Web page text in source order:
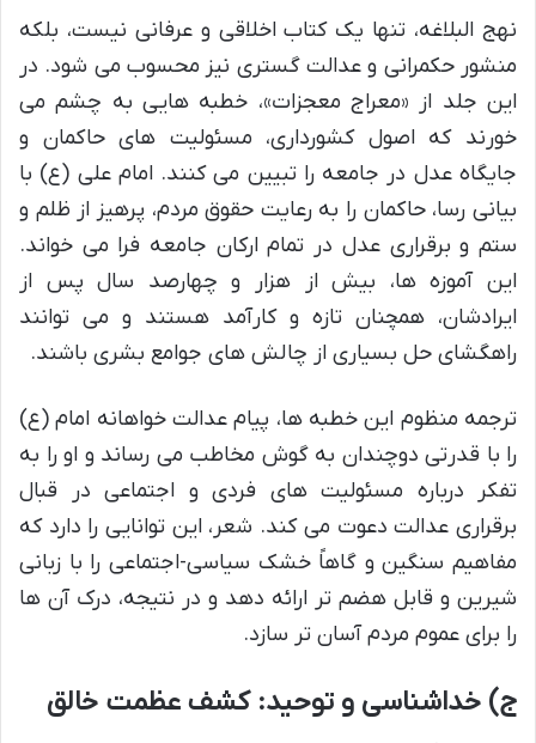
نهج البلاغه، تنها یک کتاب اخلاقی و عرفانی نیست، بلکه
منشور حکمرانی و عدالت گستری نیز محسوب می شود. در
این جلد از «معراج معجزات»، خطبه هایی به چشم می
خورند که اصول کشورداری، مسئولیت های حاکمان و
جایگاه عدل در جامعه را تبیین می کنند. امام علی (ع) با
بیانی رسا، حاکمان را به رعایت حقوق مردم، پرهیز از ظلم و
ستم و برقراری عدل در تمام ارکان جامعه فرا می خواند.
این آموزه ها، بیش از هزار و چهارصد سال پس از
ایرادشان، همچنان تازه و کارآمد هستند و می توانند
راهگشای حل بسیاری از چالش های جوامع بشری باشند.
ترجمه منظوم این خطبه ها، پیام عدالت خواهانه امام (ع)
را با قدرتی دوچندان به گوش مخاطب می رساند و او را به
تفکر درباره مسئولیت های فردی و اجتماعی در قبال
برقراری عدالت دعوت می کند. شعر، این توانایی را دارد که
مفاهیم سنگین و گاهاً خشک سیاسی-اجتماعی را با زبانی
شیرین و قابل هضم تر ارائه دهد و در نتیجه، درک آن ها
را برای عموم مردم آسان تر سازد.
ج) خداشناسی و توحید: کشف عظمت خالق